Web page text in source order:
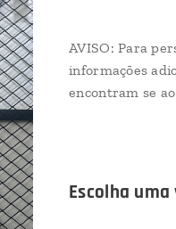
AVISO: Para
informações
encontram se
Escolha